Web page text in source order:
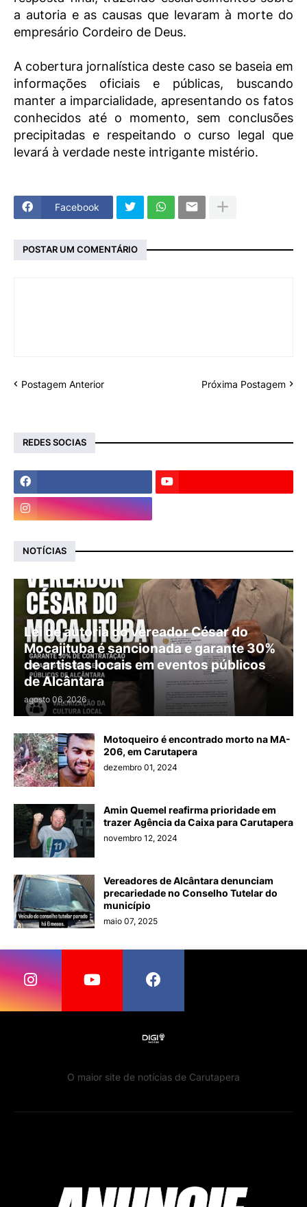
a autoria e as causas que levaram à morte do
empresário Cordeiro de Deus.
A cobertura jornalística deste caso se baseia em
informações oficiais e públicas, buscando
manter a imparcialidade, apresentando os fatos
conhecidos até o momento, sem conclusões
precipitadas e respeitando o curso legal que
levará à verdade neste intrigante mistério.
Facebook
POSTAR UM COMENTÁRIO
Postagem Anterior Próxima Postagem
REDES SOCIAS
NOTÍCIAS
Lei de autoria do vereador César do
Mocajituba é sancionada e garante 30%
de artistas locais em eventos públicos
de Alcântara
agosto 06, 2026
Motoqueiro é encontrado morto na MA-
206, em Carutapera
dezembro 01, 2024
Amin Quemel reafirma prioridade em
trazer Agência da Caixa para Carutapera
novembro 12, 2024
Vereadores de Alcântara denunciam
precariedade no Conselho Tutelar do
município
maio 07, 2025
O maior site de notícias de Carutapera